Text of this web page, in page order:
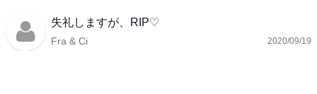
失礼しますが、RIP♡
Fra & Ci 2020/09/19